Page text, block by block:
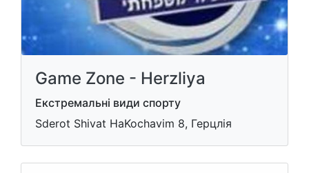
Game Zone - Herzliya
Екстремальні види спорту
Sderot Shivat HaKochavim 8, Герцлія